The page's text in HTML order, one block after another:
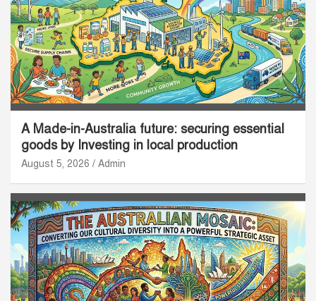
A Made-in-Australia future: securing essential
goods by Investing in local production
August 5, 2026 Admin